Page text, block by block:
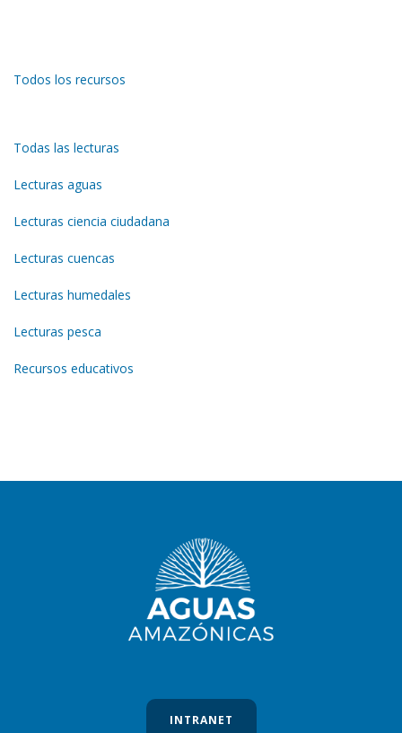
Todos los recursos
Todas las lecturas
Lecturas aguas
Lecturas ciencia ciudadana
Lecturas cuencas
Lecturas humedales
Lecturas pesca
Recursos educativos
INTRANET